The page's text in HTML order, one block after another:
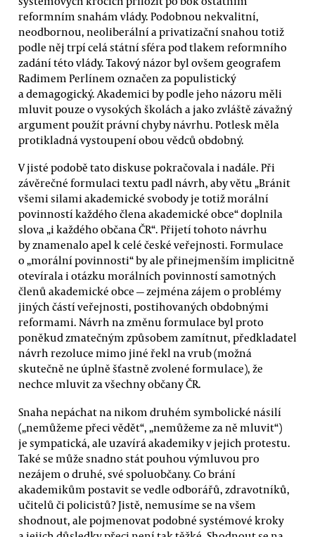
reformním snahám vlády. Podobnou nekvalitní,
neodbornou, neoliberální a privatizační snahou totiž
podle něj trpí celá státní sféra pod tlakem reformního
zadání této vlády. Takový názor byl ovšem geografem
Radimem Perlínem označen za populistický
a demagogický. Akademici by podle jeho názoru měli
mluvit pouze o vysokých školách a jako zvláště závažný
argument použít právní chyby návrhu. Potlesk měla
protikladná vystoupení obou vědců obdobný.
V jisté podobě tato diskuse pokračovala i nadále. Při
závěrečné formulaci textu padl návrh, aby větu „Bránit
všemi silami akademické svobody je totiž morální
povinností každého člena akademické obce“ doplnila
slova „i každého občana ČR“. Přijetí tohoto návrhu
by znamenalo apel k celé české veřejnosti. Formulace
o „morální povinnosti“ by ale přinejmenším implicitně
otevírala i otázku morálních povinností samotných
členů akademické obce — zejména zájem o problémy
jiných částí veřejnosti, postihovaných obdobnými
reformami. Návrh na změnu formulace byl proto
poněkud zmatečným způsobem zamítnut, předkladatel
návrh rezoluce mimo jiné řekl na vrub (možná
skutečně ne úplně šťastně zvolené formulace), že
nechce mluvit za všechny občany ČR.
Snaha nepáchat na nikom druhém symbolické násilí
(„nemůžeme přeci vědět“, „nemůžeme za ně mluvit“)
je sympatická, ale uzavírá akademiky v jejich protestu.
Také se může snadno stát pouhou výmluvou pro
nezájem o druhé, své spoluobčany. Co brání
akademikům postavit se vedle odborářů, zdravotníků,
učitelů či policistů? Jistě, nemusíme se na všem
shodnout, ale pojmenovat podobné systémové kroky